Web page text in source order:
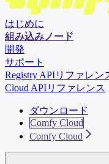
はじめに
組み込みノード
開発
サポート
Registry APIリファレン
Cloud APIリファレンス
ダウンロード
Comfy Cloud
Comfy Cloud